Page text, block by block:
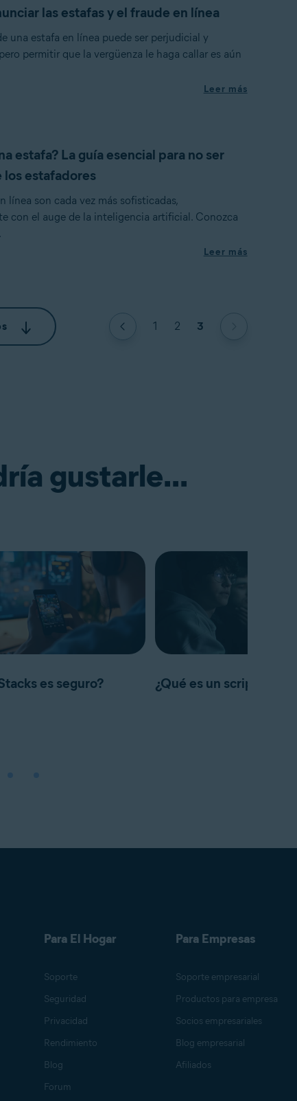
las estafas y el fraude en línea
una estafa en línea puede ser perjudicial y
permitir que la vergüenza le haga callar es aún
Leer más
estafa? La guía esencial para no ser
los estafadores
línea son cada vez más sofisticadas,
con el auge de la inteligencia artificial. Conozca
Leer más
1 2 3
gustarle...
es seguro? ¿Qué es un script kiddie?
Para El Hogar
Soporte
Seguridad
Privacidad
Rendimiento
Blog
Forum
Para Empresas
Soporte empresarial
Productos para empresa
Socios empresariales
Blog empresarial
Afiliados